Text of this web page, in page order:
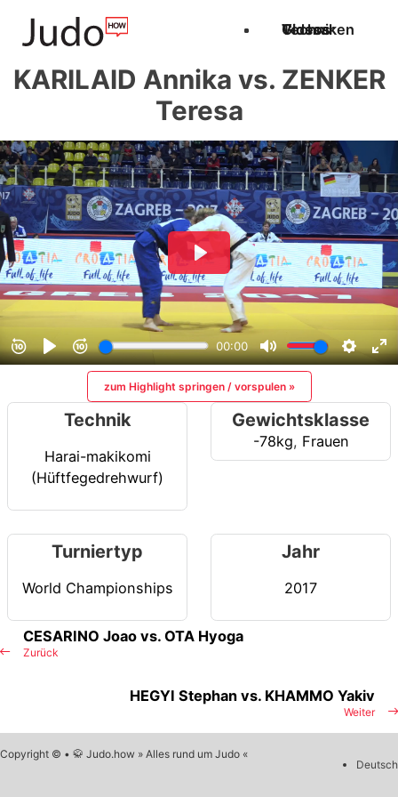
Techniken
Videos
Glossar
KARILAID Annika vs. ZENKER
Teresa
zum Highlight springen / vorspulen »
Technik
Harai-makikomi
(Hüftfegedrehwurf)
Gewichtsklasse
-78kg, Frauen
Turniertyp
World Championships
Jahr
2017
Zurück
CESARINO Joao vs. OTA Hyoga
Weiter
HEGYI Stephan vs. KHAMMO Yakiv
Copyright © • 🥋 Judo.how » Alles rund um Judo «
Deutsch